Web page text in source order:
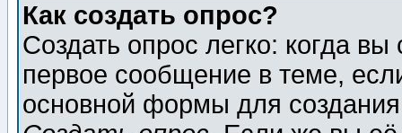
Как создать опрос?
Создать опрос легко: когда
первое сообщение в теме,
основной формы для